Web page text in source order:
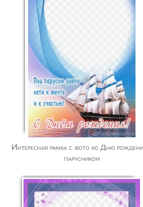
Интересная рамка с фото ко Дню рождения с
парусником